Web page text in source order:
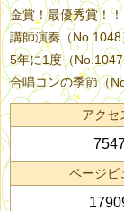
金賞！最優秀賞！
講師演奏（No.1048
5年に1度（No.1047
合唱コンの季節（
アクセ
ページビ